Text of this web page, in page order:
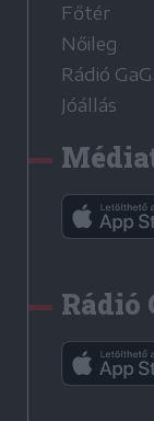
Főtér
Nőileg
Rádió
Jóállás
Rádió